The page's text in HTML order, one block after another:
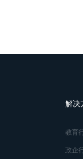
解决
教育
政企